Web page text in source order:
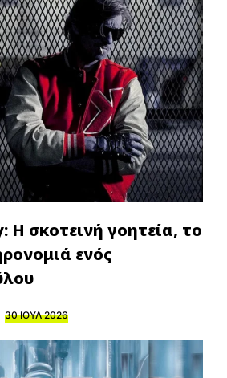
Η σκοτεινή γοητεία, το
ενός
30 ΙΟΥΛ 2026